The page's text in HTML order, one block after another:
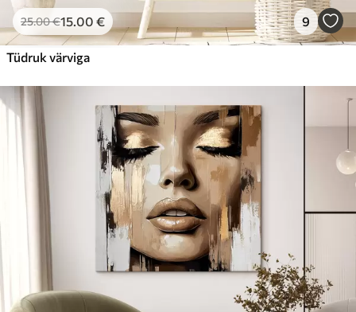
25.00€15.00 € 9
Tüdruk värviga